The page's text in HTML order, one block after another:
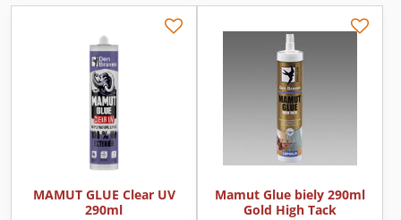
MAMUT GLUE Clear UV
290ml
Mamut Glue biely 290ml
Gold High Tack